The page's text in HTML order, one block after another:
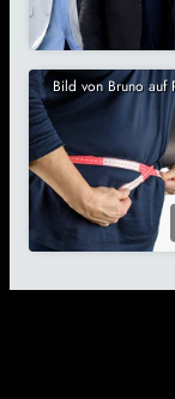
Bild von Bruno auf